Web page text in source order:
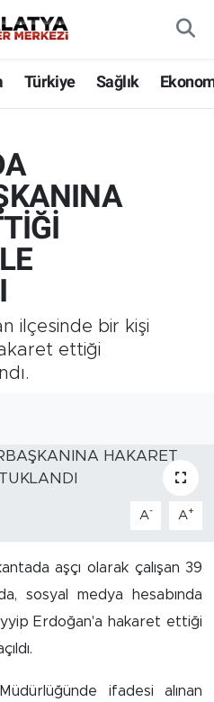
Türkiye Sağlık
ilçesinde bir kişi
ettiği
A- A+
aşçı olarak çalışan 39
sosyal medya hesabında
Erdoğan'a hakaret ettiği
ifadesi alınan